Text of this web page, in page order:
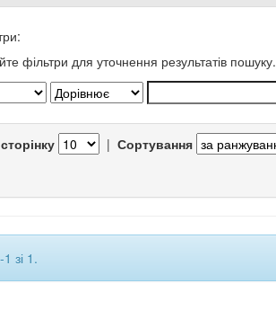
фільтри для уточнення результатів пошуку.
| Сортування
зі 1.